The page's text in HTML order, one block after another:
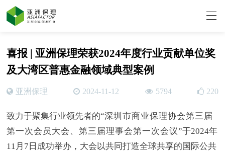
喜报 | 亚洲保理荣获2024年度行业贡献单位奖
及大湾区普惠金融领域典型案例
亚洲保理 2024-11-12 5794 220
致力于聚集行业领先者的“深圳市商业保理协会第三届
第一次会员大会、第三届理事会第一次会议”于2024年
11月7日成功举办，大会以共同打造全球共享的国际公共